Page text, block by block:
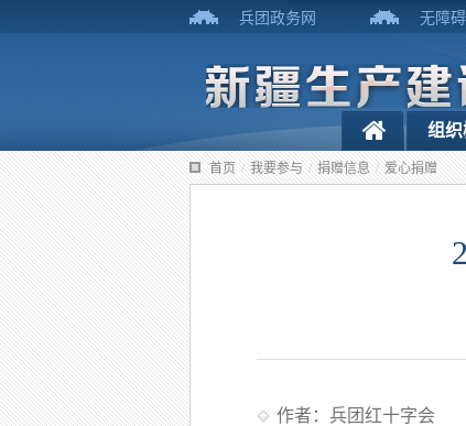
兵团政务网 无障
组
首页 / 我要参与 / 捐赠信息 / 爱心捐赠
作者：兵团红十字会